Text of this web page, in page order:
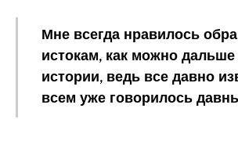
Мне всегда нравилось
истокам, как можно
истории, ведь все давно
всем уже говорилось